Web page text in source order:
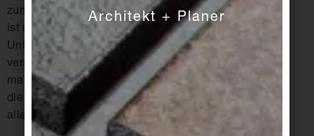
Architekt + Planer
zum achtsamen Umgang mit unseren Ressourcen
ist unaufhaltsam. Die Nachfrage nach unserer
Unterstützung ist enorm, alle haben Lust etwas zu
verändern. Doch lang etablierte Prozesse bricht
man nicht innerhalb so kurzer Zeit auf. Wir haben
die Vision und geben Impulse. Das funktioniert
allerdings nur, wenn alle mitmachen.